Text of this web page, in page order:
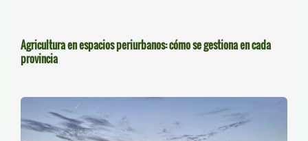
Agricultura en espacios periurbanos: cómo se gestiona en cada
provincia